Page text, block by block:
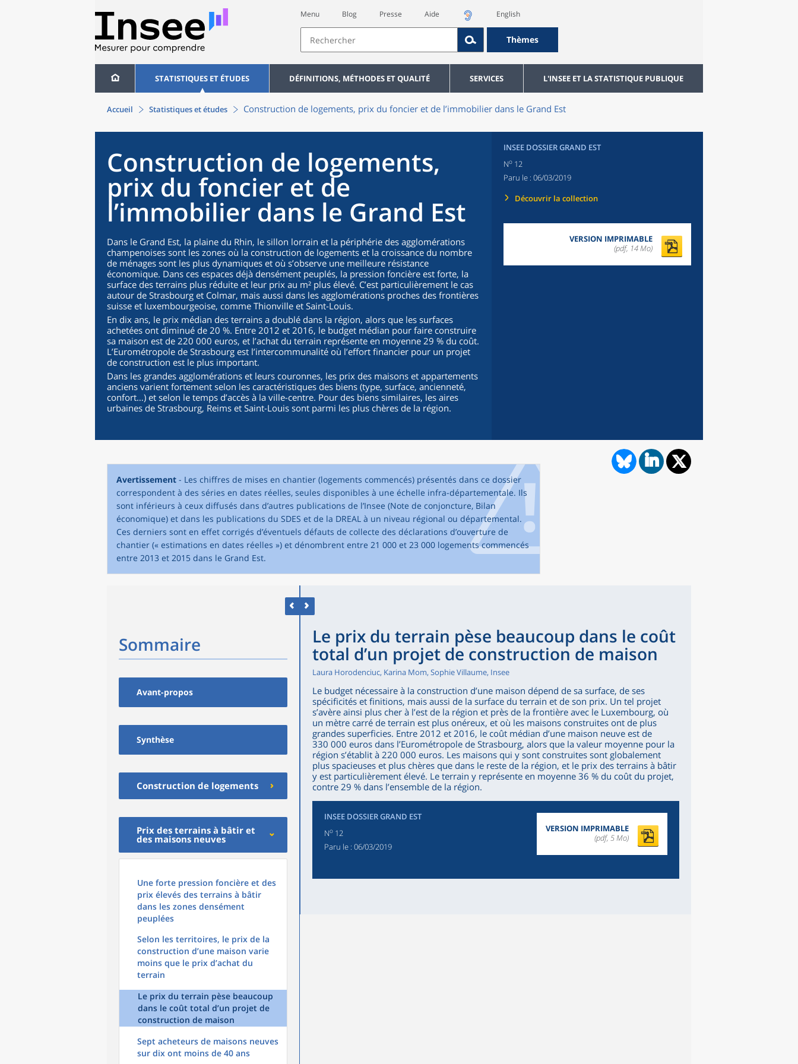
Menu Blog Presse Aide English
Thèmes
STATISTIQUES ET ÉTUDES DÉFINITIONS, MÉTHODES ET QUALITÉ SERVICES L'INSEE ET LA STATISTIQUE PUBLIQUE
Accueil Statistiques et études Construction de logements, prix du foncier et de l’immobilier dans le Grand Est
Construction de logements,
prix du foncier et de
l’immobilier dans le Grand Est
Dans le Grand Est, la plaine du Rhin, le sillon lorrain et la périphérie des agglomérations
champenoises sont les zones où la construction de logements et la croissance du nombre
de ménages sont les plus dynamiques et où s’observe une meilleure résistance
économique. Dans ces espaces déjà densément peuplés, la pression foncière est forte, la
surface des terrains plus réduite et leur prix au m² plus élevé. C’est particulièrement le cas
autour de Strasbourg et Colmar, mais aussi dans les agglomérations proches des frontières
suisse et luxembourgeoise, comme Thionville et Saint-Louis.
En dix ans, le prix médian des terrains a doublé dans la région, alors que les surfaces
achetées ont diminué de 20 %. Entre 2012 et 2016, le budget médian pour faire construire
sa maison est de 220 000 euros, et l’achat du terrain représente en moyenne 29 % du coût.
L’Eurométropole de Strasbourg est l’intercommunalité où l’effort financier pour un projet
de construction est le plus important.
Dans les grandes agglomérations et leurs couronnes, les prix des maisons et appartements
anciens varient fortement selon les caractéristiques des biens (type, surface, ancienneté,
confort…) et selon le temps d’accès à la ville-centre. Pour des biens similaires, les aires
urbaines de Strasbourg, Reims et Saint-Louis sont parmi les plus chères de la région.
INSEE DOSSIER GRAND EST
No 12
Paru le : 06/03/2019
Découvrir la collection
VERSION IMPRIMABLE
(pdf, 14 Mo)
Avertissement - Les chiffres de mises en chantier (logements commencés) présentés dans ce dossier
correspondent à des séries en dates réelles, seules disponibles à une échelle infra-départementale. Ils
sont inférieurs à ceux diffusés dans d’autres publications de l’Insee (Note de conjoncture, Bilan
économique) et dans les publications du SDES et de la DREAL à un niveau régional ou départemental.
Ces derniers sont en effet corrigés d’éventuels défauts de collecte des déclarations d’ouverture de
chantier (« estimations en dates réelles ») et dénombrent entre 21 000 et 23 000 logements commencés
entre 2013 et 2015 dans le Grand Est.
Sommaire
Avant-propos
Synthèse
Construction de logements
Prix des terrains à bâtir et
des maisons neuves
Une forte pression foncière et des
prix élevés des terrains à bâtir
dans les zones densément
peuplées
Selon les territoires, le prix de la
construction d’une maison varie
moins que le prix d’achat du
terrain
Le prix du terrain pèse beaucoup
dans le coût total d’un projet de
construction de maison
Sept acheteurs de maisons neuves
sur dix ont moins de 40 ans
Le prix du terrain pèse beaucoup dans le coût
total d’un projet de construction de maison
Laura Horodenciuc, Karina Mom, Sophie Villaume, Insee
Le budget nécessaire à la construction d’une maison dépend de sa surface, de ses
spécificités et finitions, mais aussi de la surface du terrain et de son prix. Un tel projet
s’avère ainsi plus cher à l’est de la région et près de la frontière avec le Luxembourg, où
un mètre carré de terrain est plus onéreux, et où les maisons construites ont de plus
grandes superficies. Entre 2012 et 2016, le coût médian d’une maison neuve est de
330 000 euros dans l’Eurométropole de Strasbourg, alors que la valeur moyenne pour la
région s’établit à 220 000 euros. Les maisons qui y sont construites sont globalement
plus spacieuses et plus chères que dans le reste de la région, et le prix des terrains à bâtir
y est particulièrement élevé. Le terrain y représente en moyenne 36 % du coût du projet,
contre 29 % dans l’ensemble de la région.
INSEE DOSSIER GRAND EST
No12
Paru le : 06/03/2019
VERSION IMPRIMABLE
(pdf, 5 Mo)